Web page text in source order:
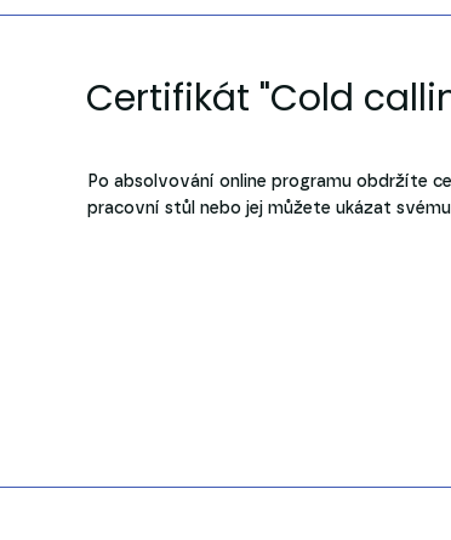
Certifikát "Cold
Po absolvování online programu obdržíte
pracovní stůl nebo jej můžete ukázat